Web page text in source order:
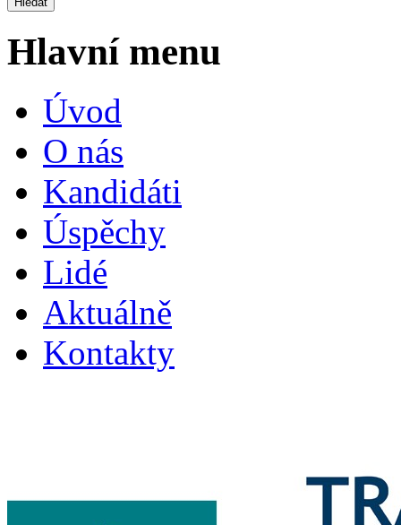
Hlavní menu
Úvod
O nás
Kandidáti
Úspěchy
Lidé
Aktuálně
Kontakty